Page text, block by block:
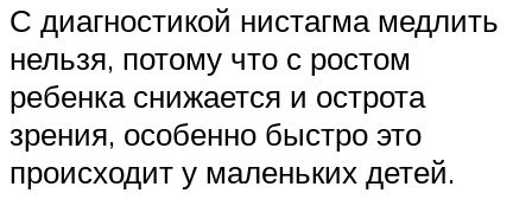
С диагностикой нистагма медлить
нельзя, потому что с ростом
ребенка снижается и острота
зрения, особенно быстро это
происходит у маленьких детей.